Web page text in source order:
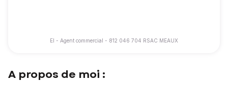
EI - Agent commercial - 812 046 704 RSAC MEAUX
A propos de moi :